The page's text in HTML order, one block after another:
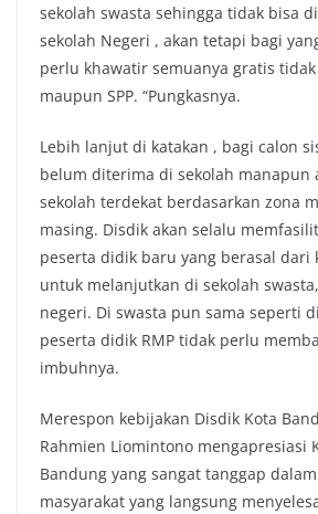
sekolah swasta sehingga tidak bisa
sekolah Negeri , akan tetapi bagi
perlu khawatir semuanya gratis
maupun SPP. “Pungkasnya.
Lebih lanjut di katakan , bagi calon
belum diterima di sekolah manapun
sekolah terdekat berdasarkan zona
masing. Disdik akan selalu
peserta didik baru yang berasal dari
untuk melanjutkan di sekolah
negeri. Di swasta pun sama seperti
peserta didik RMP tidak perlu
imbuhnya.
Merespon kebijakan Disdik Kota
Rahmien Liomintono mengapresiasi
Bandung yang sangat tanggap
masyarakat yang langsung